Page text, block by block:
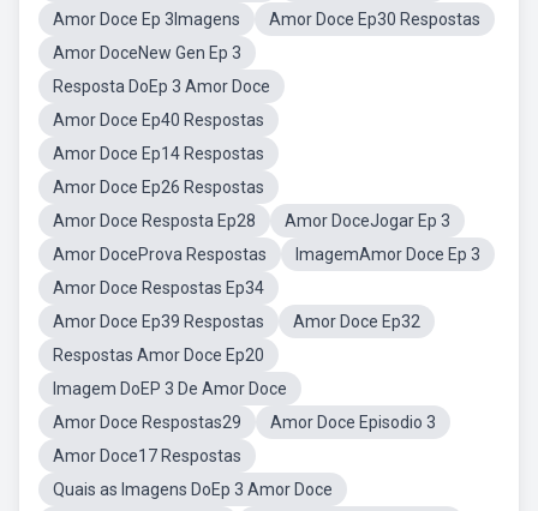
Amor Doce Ep 3Imagens
Amor Doce Ep30 Respostas
Amor DoceNew Gen Ep 3
Resposta DoEp 3 Amor Doce
Amor Doce Ep40 Respostas
Amor Doce Ep14 Respostas
Amor Doce Ep26 Respostas
Amor Doce Resposta Ep28
Amor DoceJogar Ep 3
Amor DoceProva Respostas
ImagemAmor Doce Ep 3
Amor Doce Respostas Ep34
Amor Doce Ep39 Respostas
Amor Doce Ep32
Respostas Amor Doce Ep20
Imagem DoEP 3 De Amor Doce
Amor Doce Respostas29
Amor Doce Episodio 3
Amor Doce17 Respostas
Quais as Imagens DoEp 3 Amor Doce